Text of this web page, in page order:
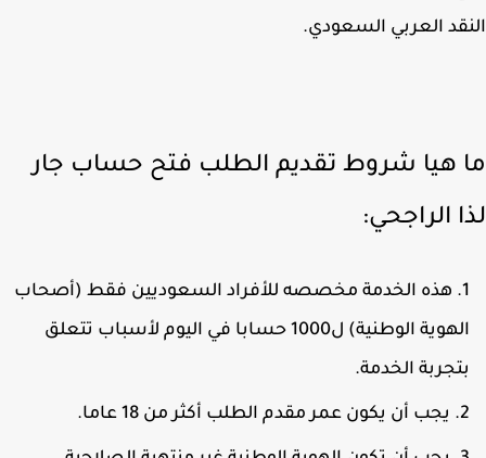
العربي السعودي.
هيا شروط تقديم الطلب فتح حساب جار
الراجحي:
هذه الخدمة مخصصه للأفراد السعوديين فقط (أصحاب
الهوية الوطنية) ل1000 حسابا في اليوم لأسباب تتعلق
الخدمة.
يجب أن يكون عمر مقدم الطلب أكثر من 18 عاما.